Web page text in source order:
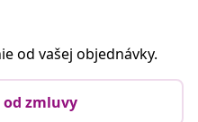
od vašej objednávky.
zmluvy